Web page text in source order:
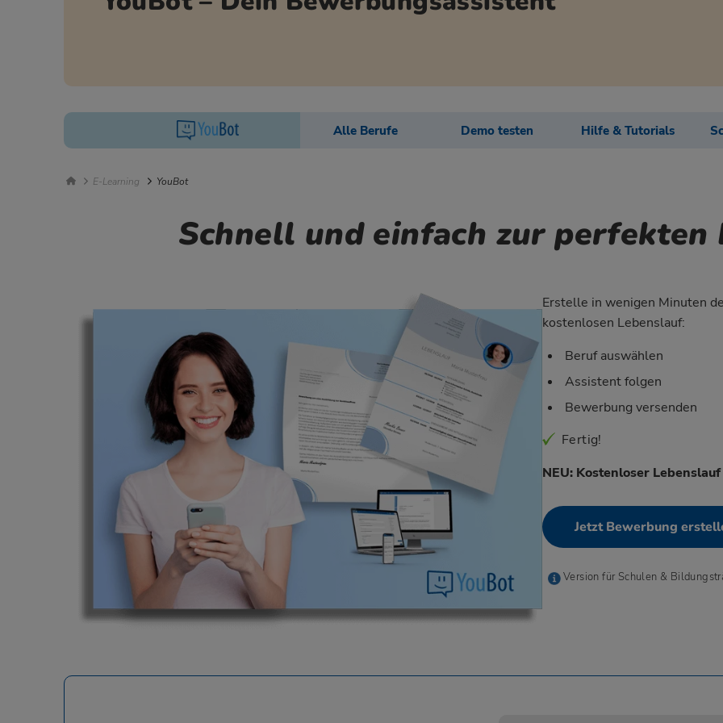
Unterseiten Menü Alle Berufe Demo testen Hilfe & Tutorials
Breadcrumb Navigation
E-Learning YouBot
Schnell und einfach zur perfekten
Erstelle in wenigen Minuten
kostenlosen Lebenslauf:
Beruf auswählen
Assistent folgen
Bewerbung versenden
Fertig!
NEU: Kostenloser Lebenslauf
Jetzt Bewerbung
Version für Schulen &